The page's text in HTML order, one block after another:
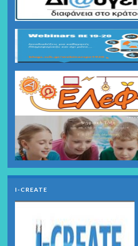
I-CREATE